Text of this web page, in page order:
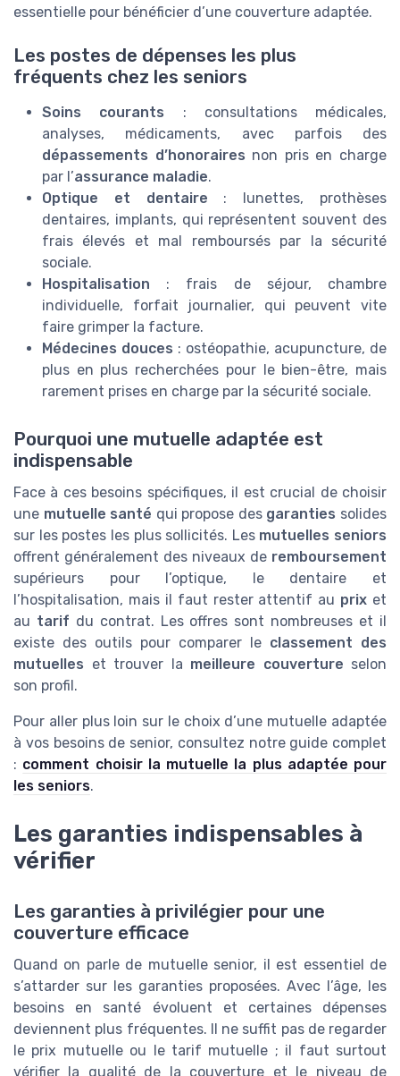
essentielle pour bénéficier d’une couverture adaptée.
Les postes de dépenses les plus
fréquents chez les seniors
Soins courants : consultations médicales,
analyses, médicaments, avec parfois des
dépassements d’honoraires non pris en charge
par l’assurance maladie.
Optique et dentaire : lunettes, prothèses
dentaires, implants, qui représentent souvent des
frais élevés et mal remboursés par la sécurité
sociale.
Hospitalisation : frais de séjour, chambre
individuelle, forfait journalier, qui peuvent vite
faire grimper la facture.
Médecines douces : ostéopathie, acupuncture, de
plus en plus recherchées pour le bien-être, mais
rarement prises en charge par la sécurité sociale.
Pourquoi une mutuelle adaptée est
indispensable
Face à ces besoins spécifiques, il est crucial de choisir
une mutuelle santé qui propose des garanties solides
sur les postes les plus sollicités. Les mutuelles seniors
offrent généralement des niveaux de remboursement
supérieurs pour l’optique, le dentaire et
l’hospitalisation, mais il faut rester attentif au prix et
au tarif du contrat. Les offres sont nombreuses et il
existe des outils pour comparer le classement des
mutuelles et trouver la meilleure couverture selon
son profil.
Pour aller plus loin sur le choix d’une mutuelle adaptée
à vos besoins de senior, consultez notre guide complet
: comment choisir la mutuelle la plus adaptée pour
les seniors.
Les garanties indispensables à
vérifier
Les garanties à privilégier pour une
couverture efficace
Quand on parle de mutuelle senior, il est essentiel de
s’attarder sur les garanties proposées. Avec l’âge, les
besoins en santé évoluent et certaines dépenses
deviennent plus fréquentes. Il ne suffit pas de regarder
le prix mutuelle ou le tarif mutuelle ; il faut surtout
vérifier la qualité de la couverture et le niveau de